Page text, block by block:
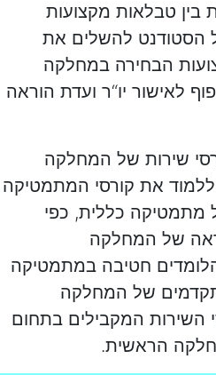
טבלאות מקצועות
הסטודנט להשלים את
הבחירה במחלקה
לאישור יו“ר ועדת הוראה
שירות של המחלקה
את קורסי המתמטיקה
מתמטיקה כללית, כפי
של המחלקה
חטיבה במתמטיקה
של המחלקה
השירות המקבילים בתחום
הראשית.